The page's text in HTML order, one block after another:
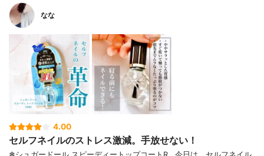
なな
4.00
セルフネイルのストレス激減。手放せない！